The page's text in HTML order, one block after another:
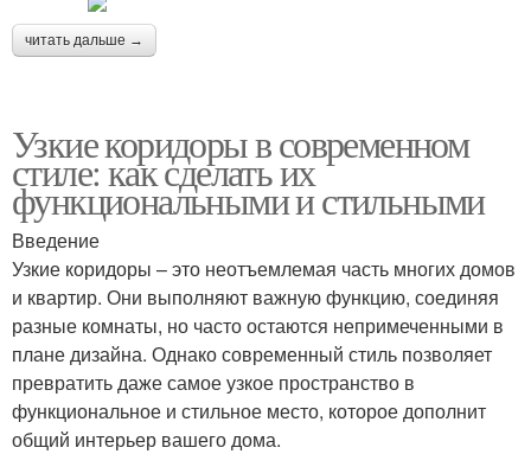
читать дальше →
Узкие коридоры в современном
стиле: как сделать их
функциональными и стильными
Введение
Узкие коридоры – это неотъемлемая часть многих домов
и квартир. Они выполняют важную функцию, соединяя
разные комнаты, но часто остаются непримеченными в
плане дизайна. Однако современный стиль позволяет
превратить даже самое узкое пространство в
функциональное и стильное место, которое дополнит
общий интерьер вашего дома.